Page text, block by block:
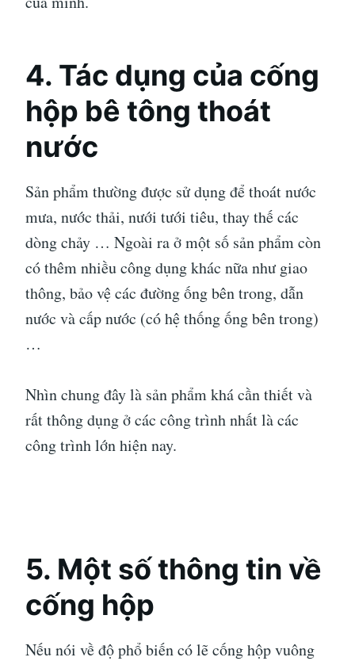
4. Tác dụng của cống
hộp bê tông thoát
nước
Sản phẩm thường được sử dụng để thoát nước
mưa, nước thải, nưới tưới tiêu, thay thế các
dòng chảy … Ngoài ra ở một số sản phẩm còn
có thêm nhiều công dụng khác nữa như giao
thông, bảo vệ các đường ống bên trong, dẫn
nước và cấp nước (có hệ thống ống bên trong)
…
Nhìn chung đây là sản phẩm khá cần thiết và
rất thông dụng ở các công trình nhất là các
công trình lớn hiện nay.
5. Một số thông tin về
cống hộp
Nếu nói về độ phổ biến có lẽ cống hộp vuông